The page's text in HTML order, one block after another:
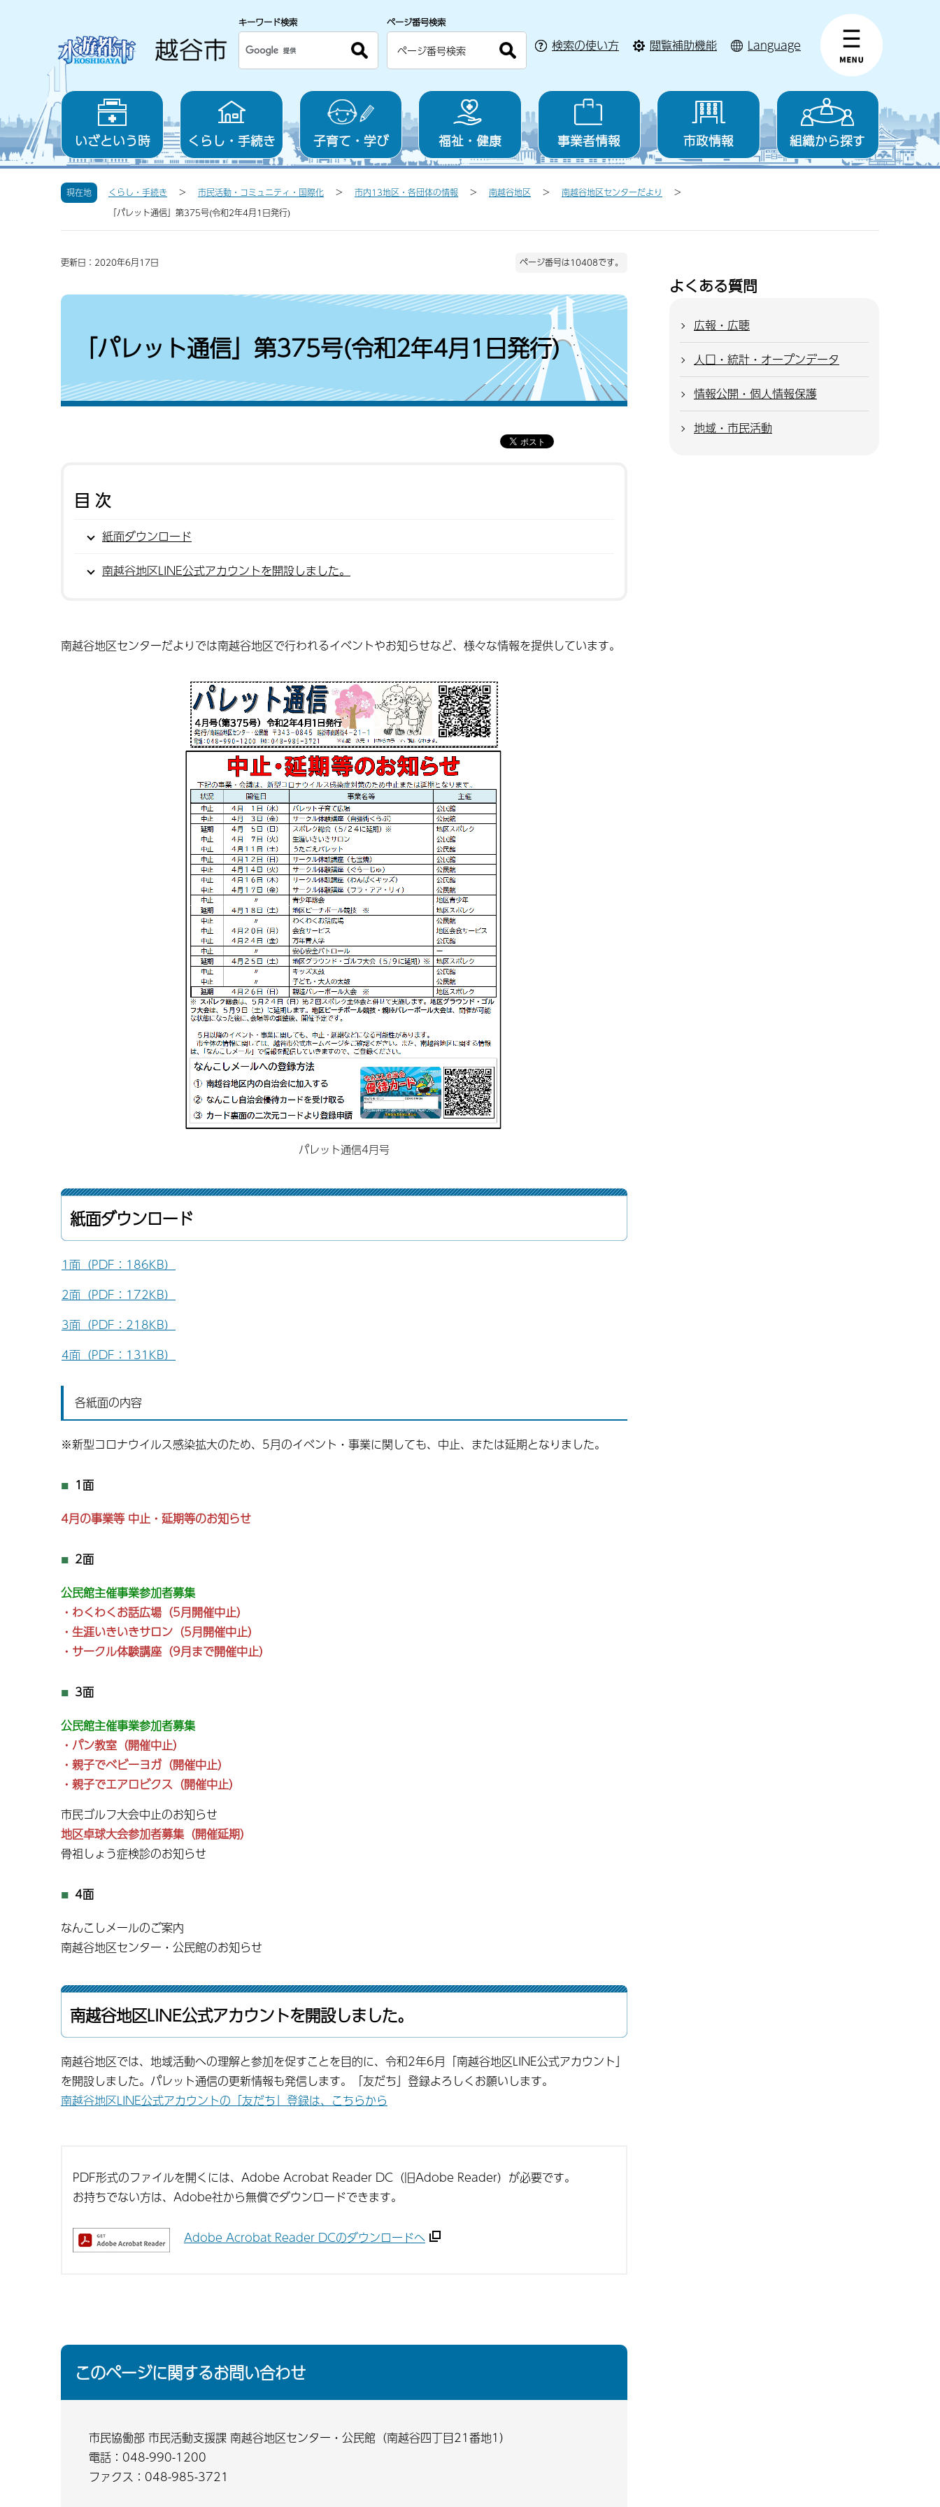
キーワード検索 ページ番号検索
検索の使い方 閲覧補助機能 Language
いざという時 くらし・手続き 子育て・学び 福祉・健康 事業者情報 市政情報 組織から探す
現在地 くらし・手続き 市民活動・コミュニティ・国際化 市内13地区・各団体の情報 南越谷地区
南越谷地区センターだより
「パレット通信」第375号(令和2年4月1日発行)
更新日：2020年6月17日 ページ番号は10408です。
「パレット通信」第375号(令和2年4月1日発行)
目次
紙面ダウンロード
南越谷地区LINE公式アカウントを開設しました。
南越谷地区センターだよりでは南越谷地区で行われるイベントやお知らせなど、様々な情報を提供しています。
パレット通信4月号
紙面ダウンロード
1面（PDF：186KB）
2面（PDF：172KB）
3面（PDF：218KB）
4面（PDF：131KB）
各紙面の内容
※新型コロナウイルス感染拡大のため、5月のイベント・事業に関しても、中止、または延期となりました。
1面
4月の事業等 中止・延期等のお知らせ
2面
公民館主催事業参加者募集
・わくわくお話広場（5月開催中止）
・生涯いきいきサロン（5月開催中止）
・サークル体験講座（9月まで開催中止）
3面
公民館主催事業参加者募集
・パン教室（開催中止）
・親子でベビーヨガ（開催中止）
・親子でエアロビクス（開催中止）
市民ゴルフ大会中止のお知らせ
地区卓球大会参加者募集（開催延期）
骨祖しょう症検診のお知らせ
4面
なんこしメールのご案内
南越谷地区センター・公民館のお知らせ
南越谷地区LINE公式アカウントを開設しました。
南越谷地区では、地域活動への理解と参加を促すことを目的に、令和2年6月「南越谷地区LINE公式アカウント」
を開設しました。パレット通信の更新情報も発信します。「友だち」登録よろしくお願いします。
南越谷地区LINE公式アカウントの「友だち」登録は、こちらから
PDF形式のファイルを開くには、Adobe Acrobat Reader DC（旧Adobe Reader）が必要です。
お持ちでない方は、Adobe社から無償でダウンロードできます。
Adobe Acrobat Reader DCのダウンロードへ
このページに関するお問い合わせ
市民協働部 市民活動支援課 南越谷地区センター・公民館（南越谷四丁目21番地1）
電話：048-990-1200
ファクス：048-985-3721
よくある質問
広報・広聴
人口・統計・オープンデータ
情報公開・個人情報保護
地域・市民活動